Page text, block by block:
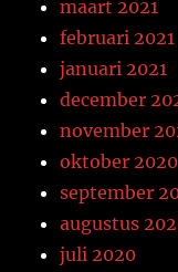
maart 2021
februari 2021
januari 2021
december
november
oktober 2020
september
augustus
juli 2020